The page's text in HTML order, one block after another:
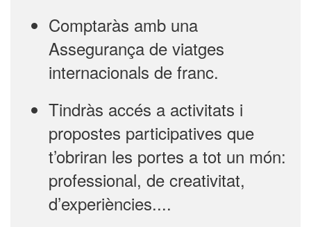
Comptaràs amb una
Assegurança de viatges
internacionals de franc.
Tindràs accés a activitats i
propostes participatives que
t’obriran les portes a tot un món:
professional, de creativitat,
d’experiències....